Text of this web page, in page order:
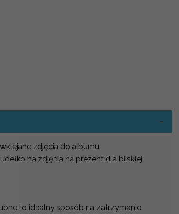
zdjęcia do albumu
na zdjęcia na prezent dla bliskiej
to idealny sposób na zatrzymanie